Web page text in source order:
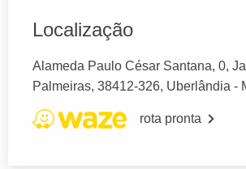
Localização
Alameda Paulo César Santana, 0,
Palmeiras, 38412-326, Uberlândia -
rota pronta